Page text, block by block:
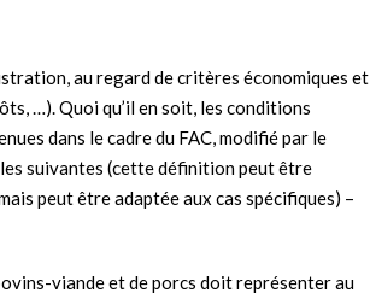
au regard de critères économiques et
…). Quoi qu’il en soit, les conditions
dans le cadre du FAC, modifié par le
suivantes (cette définition peut être
peut être adaptée aux cas spécifiques) –
viande et de porcs doit représenter au